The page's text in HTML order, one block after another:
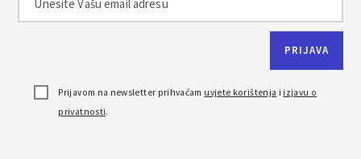
Prijavom na newsletter prihvaćam uvjete korištenja i izjavu o
privatnosti.